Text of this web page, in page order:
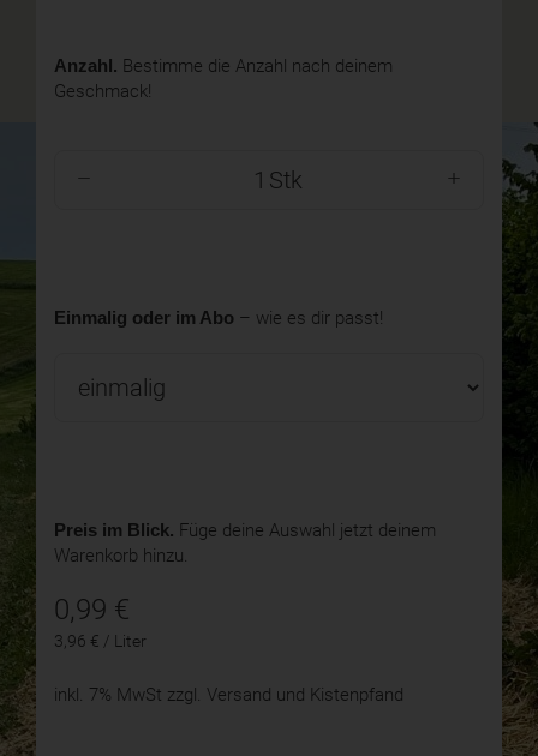
Anzahl. Bestimme die Anzahl nach deinem
Geschmack!
Stk
Einmalig oder im Abo – wie es dir passt!
Preis im Blick. Füge deine Auswahl jetzt deinem
Warenkorb hinzu.
0,99 €
3,96 € / Liter
inkl. 7% MwSt zzgl. Versand und Kistenpfand